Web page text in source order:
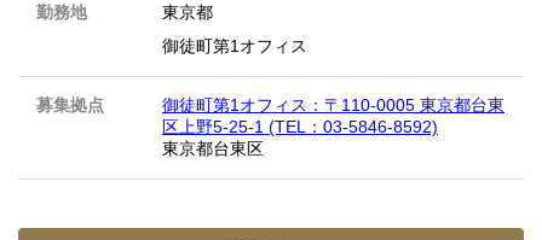
勤務地
東京都
御徒町第1オフィス
募集拠点
御徒町第1オフィス：〒110-0005 東京都台東
区上野5-25-1 (TEL：03-5846-8592)
東京都台東区